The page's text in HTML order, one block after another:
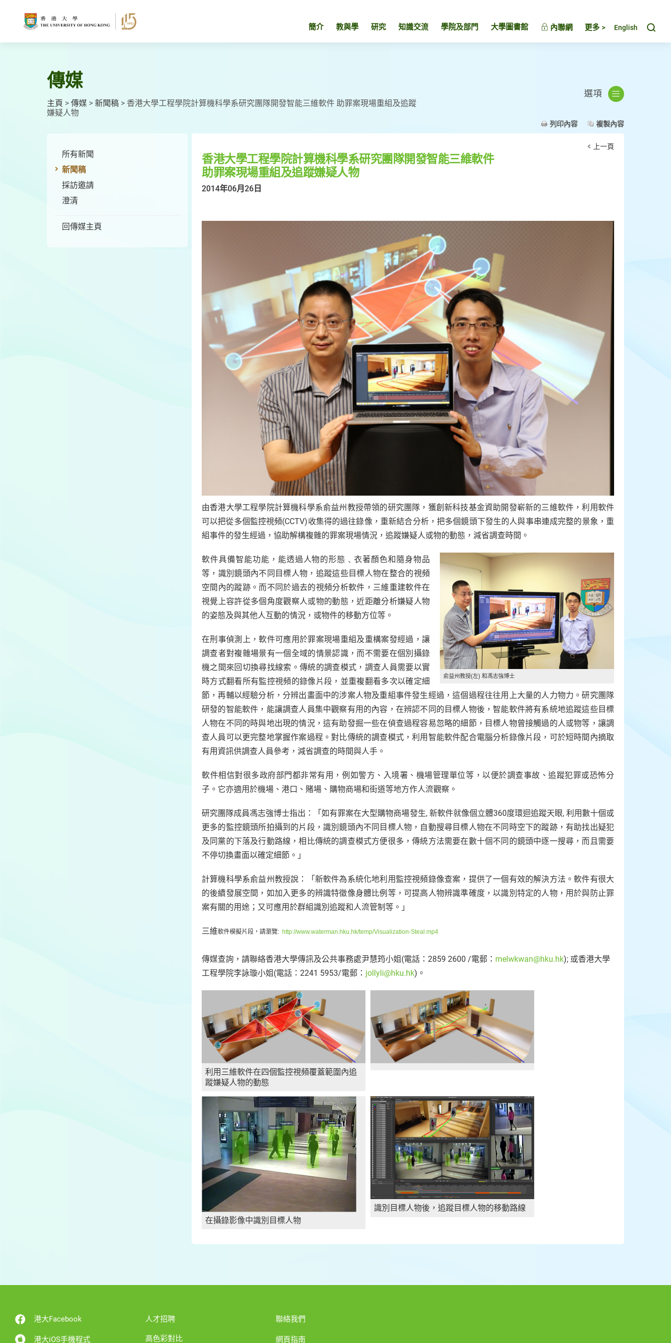
簡介 教與學 研究 知識交流 學院及部門 大學圖書館 內聯網 更多 > English
傳媒
主頁 > 傳媒 > 新聞稿 > 香港大學工程學院計算機科學系研究團隊開發智能三維軟件 助罪案現場重組及追蹤
嫌疑人物
選項
列印內容 複製內容
所有新聞
新聞稿
採訪邀請
澄清
回傳媒主頁
上一頁
香港大學工程學院計算機科學系研究團隊開發智能三維軟件
助罪案現場重組及追蹤嫌疑人物
2014年06月26日
由香港大學工程學院計算機科學系俞益州教授帶領的研究團隊，獲創新科技基金資助開發嶄新的三維軟件，利用軟件
可以把從多個監控視頻(CCTV)收集得的過往錄像，重新結合分析，把多個鏡頭下發生的人與事串連成完整的景象，重
組事件的發生經過，協助解構複雜的罪案現場情況，追蹤嫌疑人或物的動態，減省調查時間。
俞益州教授(左) 和馮志強博士
軟件具備智能功能，能透過人物的形態﹑衣著顏色和隨身物品
等，識別鏡頭內不同目標人物，追蹤這些目標人物在整合的視頻
空間內的蹤跡。而不同於過去的視頻分析軟件，三維重建軟件在
視覺上容許從多個角度觀察人或物的動態，近距離分析嫌疑人物
的姿態及與其他人互動的情況，或物件的移動方位等。
在刑事偵測上，軟件可應用於罪案現場重組及重構案發經過，讓
調查者對複雜場景有一個全域的情景認識，而不需要在個別攝錄
機之間來回切換尋找線索。傳統的調查模式，調查人員需要以實
時方式翻看所有監控視頻的錄像片段，並重複翻看多次以確定細
節，再輔以經驗分析，分辨出畫面中的涉案人物及重組事件發生經過，這個過程往往用上大量的人力物力。研究團隊
研發的智能軟件，能讓調查人員集中觀察有用的內容，在辨認不同的目標人物後，智能軟件將有系統地追蹤這些目標
人物在不同的時與地出現的情況，這有助發掘一些在偵查過程容易忽略的細節，目標人物曾接觸過的人或物等，讓調
查人員可以更完整地掌握作案過程。對比傳統的調查模式，利用智能軟件配合電腦分析錄像片段，可於短時間內摘取
有用資訊供調查人員參考，減省調查的時間與人手。
軟件相信對很多政府部門都非常有用，例如警方、入境署、機場管理單位等，以便於調查事故、追蹤犯罪或恐怖分
子。它亦適用於機場、港口、賭場、購物商場和街道等地方作人流觀察。
研究團隊成員馮志強博士指出：「如有罪案在大型購物商場發生, 新軟件就像個立體360度環迴追蹤天眼, 利用數十個或
更多的監控鏡頭所拍攝到的片段，識別鏡頭內不同目標人物，自動搜尋目標人物在不同時空下的蹤跡，有助找出疑犯
及同黨的下落及行動路線，相比傳統的調查模式方便很多，傳統方法需要在數十個不同的鏡頭中逐一搜尋，而且需要
不停切換畫面以確定細節。」
計算機科學系俞益州教授說：「新軟件為系統化地利用監控視頻錄像查案，提供了一個有效的解決方法。軟件有很大
的後續發展空間，如加入更多的辨識特徵像身體比例等，可提高人物辨識準確度，以識別特定的人物，用於與防止罪
案有關的用途；又可應用於群組識別追蹤和人流管制等。」
三維軟件模擬片段，請瀏覽: http://www.waterman.hku.hk/temp/Visualization-Steal.mp4
傳媒查詢，請聯絡香港大學傳訊及公共事務處尹慧筠小姐(電話：2859 2600 /電郵： melwkwan@hku.hk); 或香港大學
工程學院李詠璇小姐(電話：2241 5953/電郵： jollyli@hku.hk)。
利用三維軟件在四個監控視頻覆蓋範圍內追
蹤嫌疑人物的動態
在攝錄影像中識別目標人物
識別目標人物後，追蹤目標人物的移動路線
港大Facebook
港大iOS手機程式
人才招聘
高色彩對比
聯絡我們
網頁指南